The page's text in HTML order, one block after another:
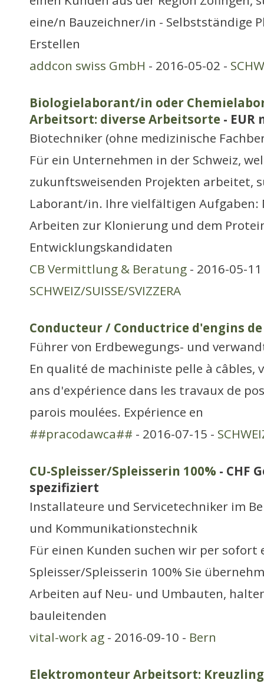
eine/n Bauzeichner/in - Selbstständige
Erstellen
addcon swiss GmbH - 2016-05-02 -
Biologielaborant/in oder
Arbeitsort: diverse Arbeitsorte -
Biotechniker (ohne medizinische
Für ein Unternehmen in der Schweiz,
zukunftsweisenden Projekten arbeitet,
Laborant/in. Ihre vielfältigen Aufgaben:
Arbeiten zur Klonierung und dem
Entwicklungskandidaten
CB Vermittlung & Beratung - 2016-05-
SCHWEIZ/SUISSE/SVIZZERA
Conducteur / Conductrice d'engins
Führer von Erdbewegungs- und
En qualité de machiniste pelle à câbles,
ans d'expérience dans les travaux de
parois moulées. Expérience en
##pracodawca## - 2016-07-15 -
CU-Spleisser/Spleisserin 100% - CHF
spezifiziert
Installateure und Servicetechniker im
und Kommunikationstechnik
Für einen Kunden suchen wir per sofort
Spleisser/Spleisserin 100% Sie
Arbeiten auf Neu- und Umbauten,
bauleitenden
vital-work ag - 2016-09-10 - Bern
Elektromonteur Arbeitsort: